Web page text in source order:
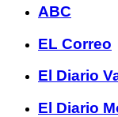
ABC
EL Correo
El Diario
El Diario